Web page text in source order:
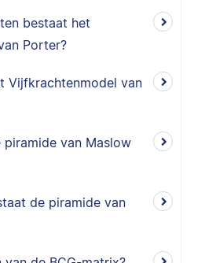
bestaat het
Porter?
Vijfkrachtenmodel van
van Maslow
de piramide van